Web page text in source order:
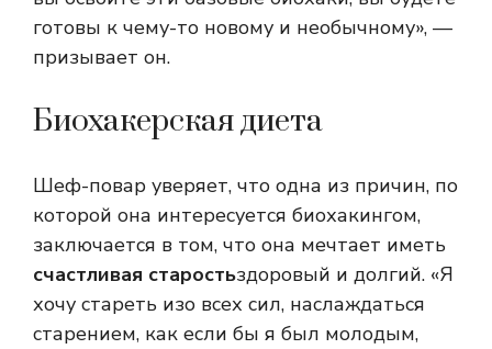
готовы к чему-то новому и необычному», —
призывает он.
Биохакерская диета
Шеф-повар уверяет, что одна из причин, по
которой она интересуется биохакингом,
заключается в том, что она мечтает иметь
счастливая старостьздоровый и долгий. «Я
хочу стареть изо всех сил, наслаждаться
старением, как если бы я был молодым,